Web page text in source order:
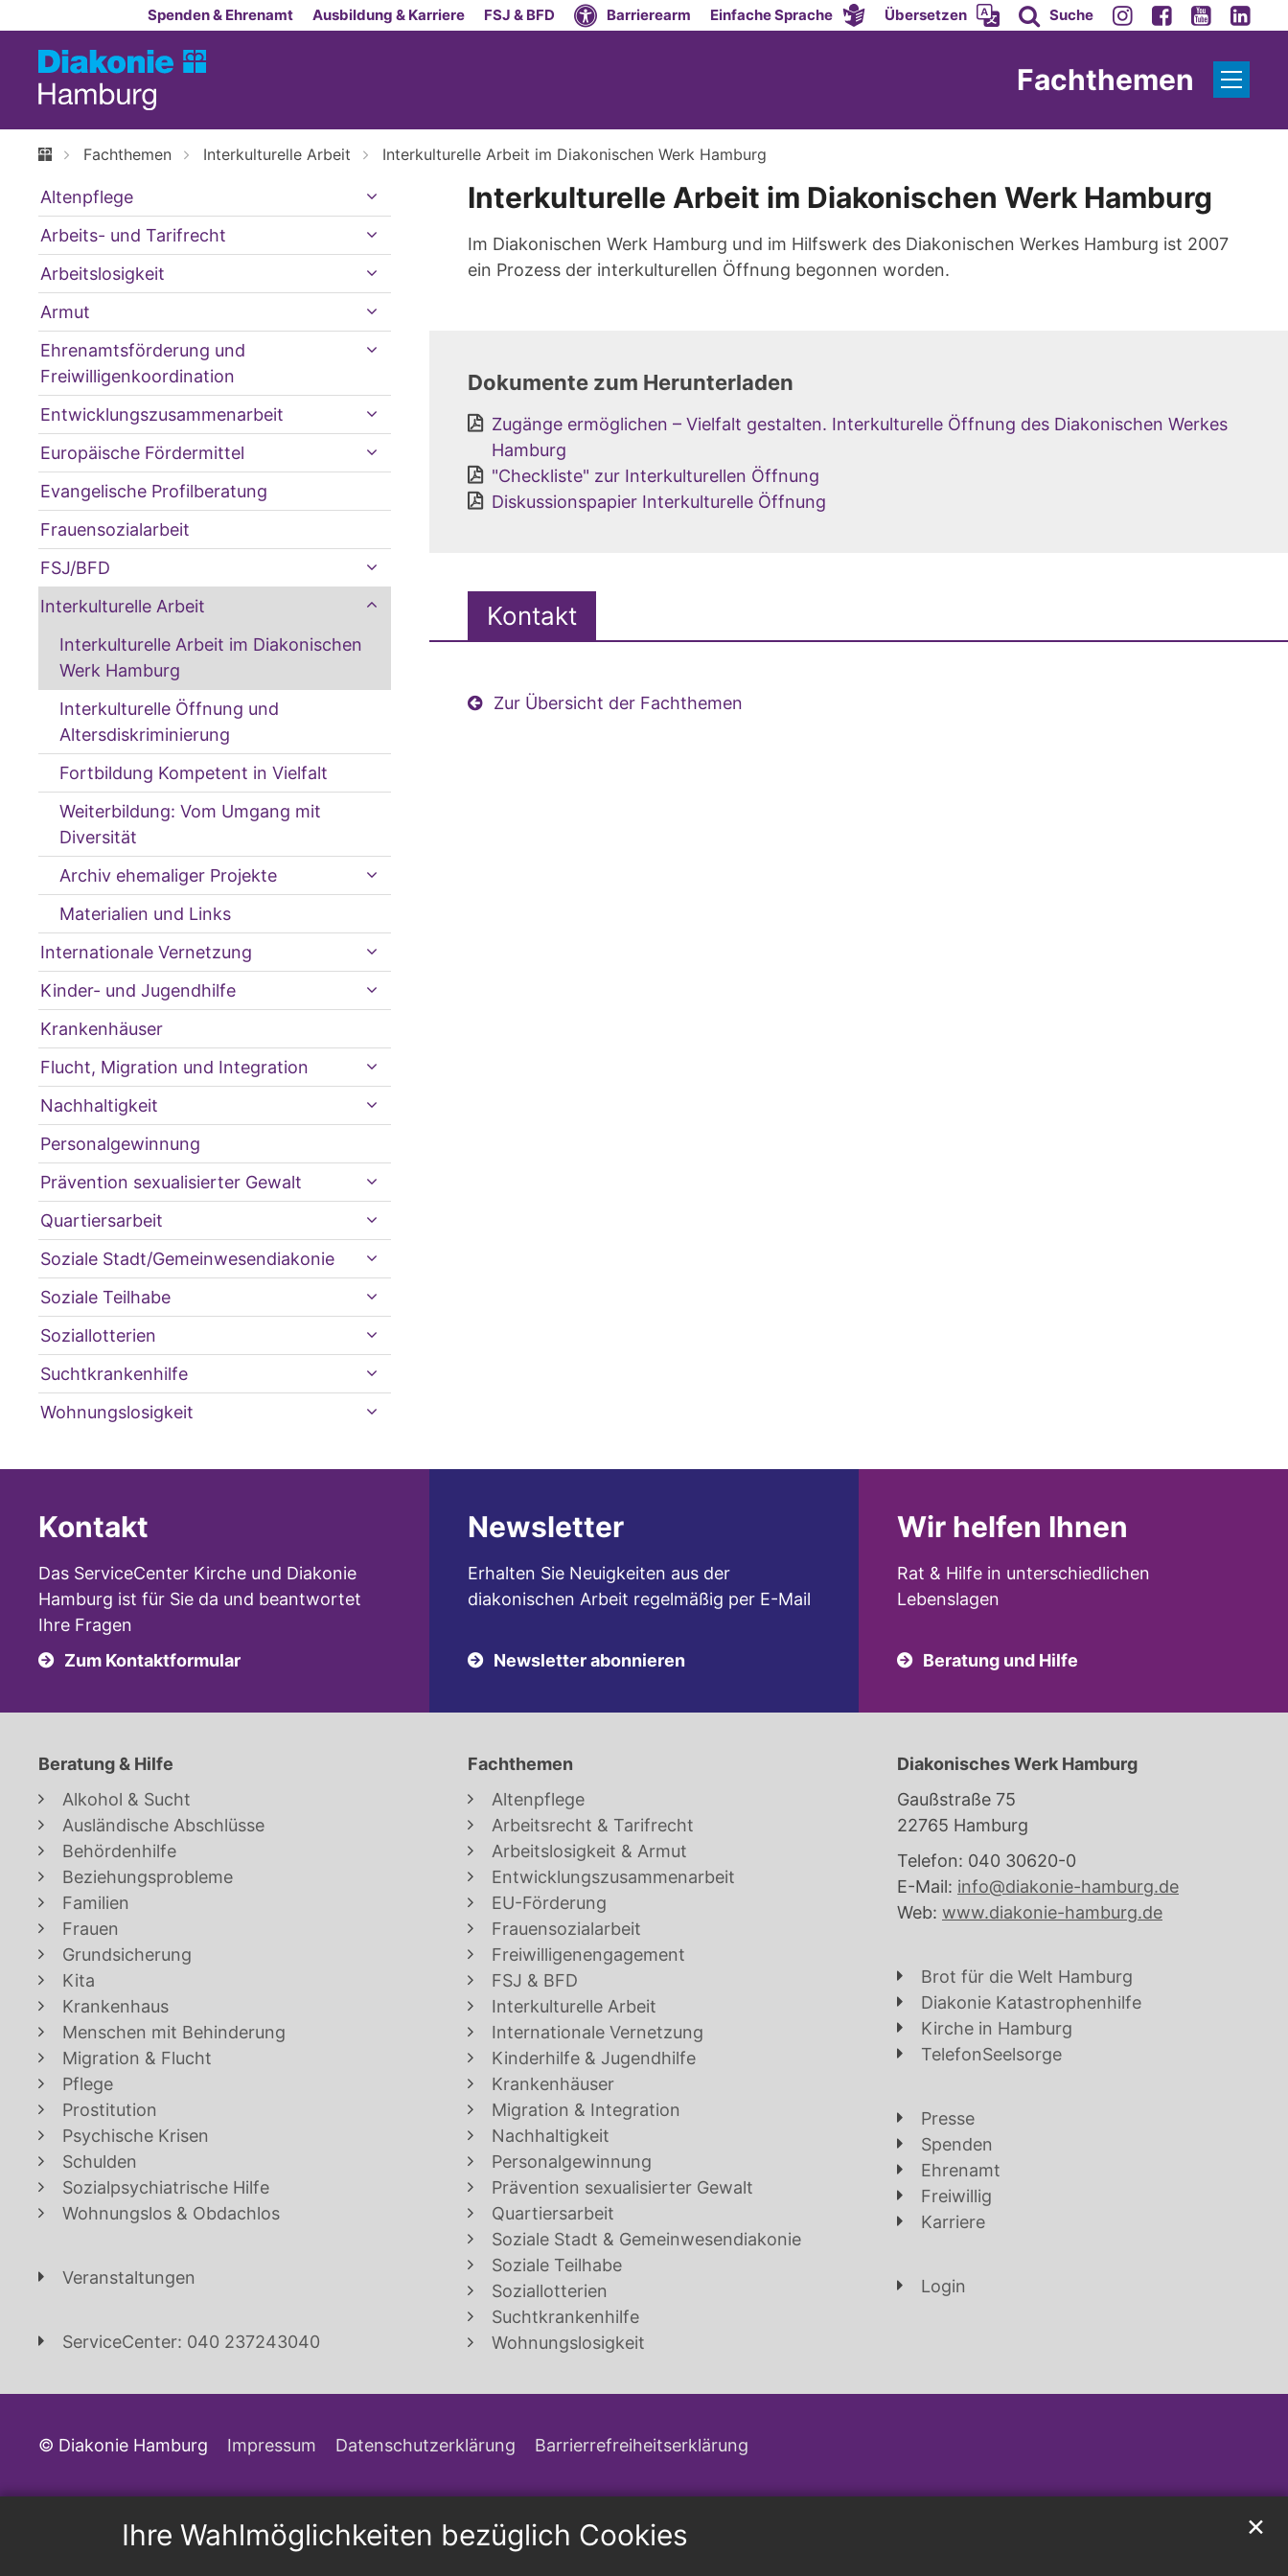
Ihre Wahlmöglichkeiten bezüglich Cookies ✕
Zum Inhalt springenSpenden & Ehrenamt Ausbildung & Karriere FSJ & BFD Barrierearm Einfache Sprache Übersetzen Suche
Fachthemen
Fachthemen Interkulturelle Arbeit Interkulturelle Arbeit im Diakonischen Werk Hamburg
Interkulturelle Arbeit im Diakonischen Werk Hamburg
Im Diakonischen Werk Hamburg und im Hilfswerk des Diakonischen Werkes Hamburg ist 2007
ein Prozess der interkulturellen Öffnung begonnen worden.
Dokumente zum Herunterladen
Zugänge ermöglichen – Vielfalt gestalten. Interkulturelle Öffnung des Diakonischen Werkes
Hamburg
"Checkliste" zur Interkulturellen Öffnung
Diskussionspapier Interkulturelle Öffnung
Kontakt
Zur Übersicht der Fachthemen
Altenpflege
Arbeits- und Tarifrecht
Arbeitslosigkeit
Armut
Ehrenamtsförderung und
Freiwilligenkoordination
Entwicklungszusammenarbeit
Europäische Fördermittel
Evangelische Profilberatung
Frauensozialarbeit
FSJ/BFD
Interkulturelle Arbeit
Interkulturelle Arbeit im Diakonischen
Werk Hamburg
Interkulturelle Öffnung und
Altersdiskriminierung
Fortbildung Kompetent in Vielfalt
Weiterbildung: Vom Umgang mit
Diversität
Archiv ehemaliger Projekte
Materialien und Links
Internationale Vernetzung
Kinder- und Jugendhilfe
Krankenhäuser
Flucht, Migration und Integration
Nachhaltigkeit
Personalgewinnung
Prävention sexualisierter Gewalt
Quartiersarbeit
Soziale Stadt/Gemeinwesendiakonie
Soziale Teilhabe
Soziallotterien
Suchtkrankenhilfe
Wohnungslosigkeit
Kontakt
Das ServiceCenter Kirche und Diakonie
Hamburg ist für Sie da und beantwortet
Ihre Fragen
Zum Kontaktformular
Newsletter
Erhalten Sie Neuigkeiten aus der
diakonischen Arbeit regelmäßig per E-Mail
Newsletter abonnieren
Wir helfen Ihnen
Rat & Hilfe in unterschiedlichen
Lebenslagen
Beratung und Hilfe
Beratung & Hilfe
Alkohol & Sucht
Ausländische Abschlüsse
Behördenhilfe
Beziehungsprobleme
Familien
Frauen
Grundsicherung
Kita
Krankenhaus
Menschen mit Behinderung
Migration & Flucht
Pflege
Prostitution
Psychische Krisen
Schulden
Sozialpsychiatrische Hilfe
Wohnungslos & Obdachlos
Veranstaltungen
ServiceCenter: 040 237243040
Fachthemen
Altenpflege
Arbeitsrecht & Tarifrecht
Arbeitslosigkeit & Armut
Entwicklungszusammenarbeit
EU-Förderung
Frauensozialarbeit
Freiwilligenengagement
FSJ & BFD
Interkulturelle Arbeit
Internationale Vernetzung
Kinderhilfe & Jugendhilfe
Krankenhäuser
Migration & Integration
Nachhaltigkeit
Personalgewinnung
Prävention sexualisierter Gewalt
Quartiersarbeit
Soziale Stadt & Gemeinwesendiakonie
Soziale Teilhabe
Soziallotterien
Suchtkrankenhilfe
Wohnungslosigkeit
Diakonisches Werk Hamburg
Gaußstraße 75
22765 Hamburg
Telefon: 040 30620-0
E-Mail: info@diakonie-hamburg.de
Web: www.diakonie-hamburg.de
Brot für die Welt Hamburg
Diakonie Katastrophenhilfe
Kirche in Hamburg
TelefonSeelsorge
Presse
Spenden
Ehrenamt
Freiwillig
Karriere
Login
© Diakonie Hamburg Impressum Datenschutzerklärung Barrierrefreiheitserklärung